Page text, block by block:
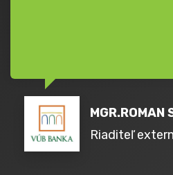
MGR.ROMAN
Riaditeľ